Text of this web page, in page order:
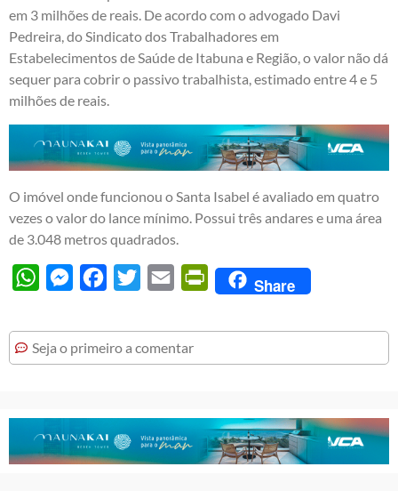
em 3 milhões de reais. De acordo com o advogado Davi
Pedreira, do Sindicato dos Trabalhadores em
Estabelecimentos de Saúde de Itabuna e Região, o valor não dá
sequer para cobrir o passivo trabalhista, estimado entre 4 e 5
milhões de reais.
O imóvel onde funcionou o Santa Isabel é avaliado em quatro
vezes o valor do lance mínimo. Possui três andares e uma área
de 3.048 metros quadrados.
WhatsAppMessengerFacebook
Twitter Email PrintFriendly
Share
Seja o primeiro a comentar